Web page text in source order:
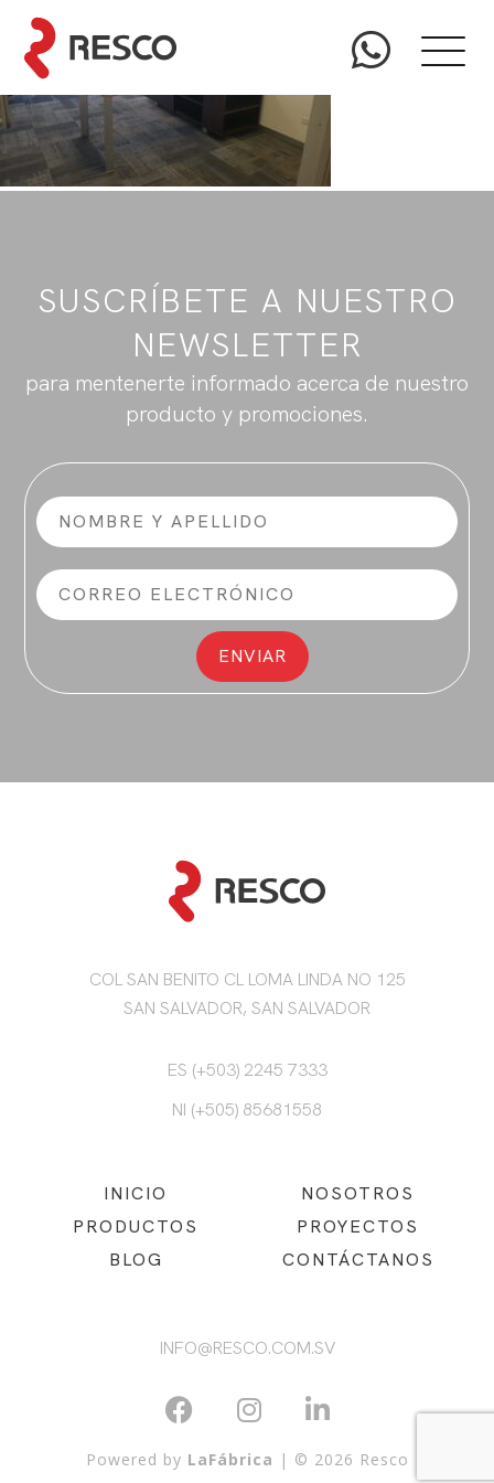
SUSCRÍBETE A NUESTRO
NEWSLETTER
para mentenerte informado acerca de nuestro
producto y promociones.
COL SAN BENITO CL LOMA LINDA NO 125
SAN SALVADOR, SAN SALVADOR
ES (+503) 2245 7333
NI (+505) 85681558
INICIO
NOSOTROS
PRODUCTOS
PROYECTOS
BLOG
CONTÁCTANOS
INFO@RESCO.COM.SV
Powered by LaFábrica | © 2026 Resco